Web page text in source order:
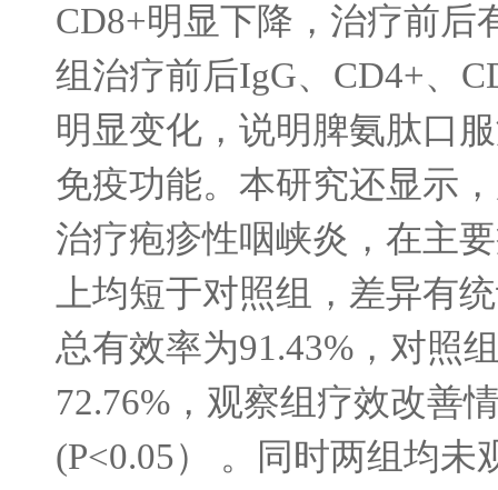
CD8+明显下降，治疗前后
组治疗前后IgG、 CD4+、
明显变化，说明脾氨肽口
免疫功能。本研究还显示
治疗疱疹性咽峡炎，在主
上均短于对照组，差异有
总有效率为91.43% ，对照
72.76% ，观察组疗效改善
(P<0.05） 。同时两组均未